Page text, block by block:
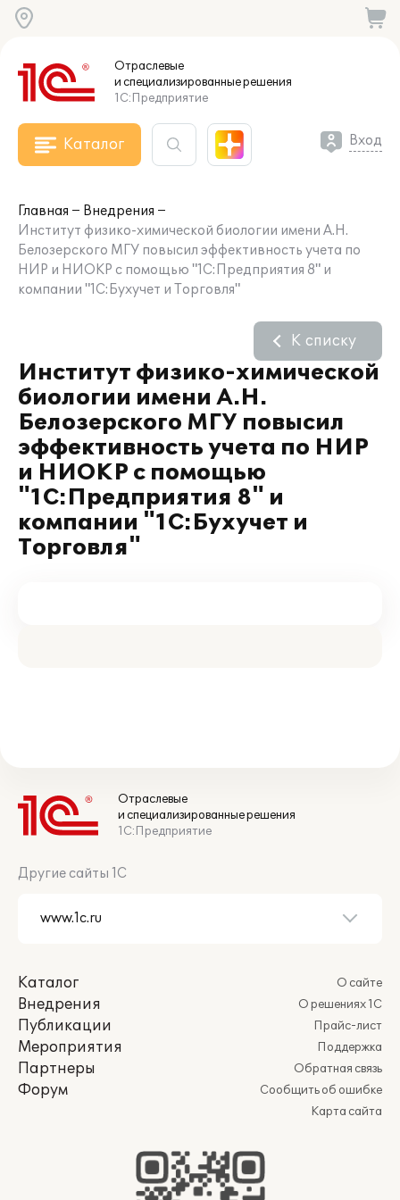
Отраслевые
и специализированныерешения
1С:Предприятие
Каталог Вход
Главная
Внедрения
Институт физико-химической биологии имени А.Н.
Белозерского МГУ повысил эффективность учета по
НИР и НИОКР с помощью "1С:Предприятия 8" и
компании "1С:Бухучет и Торговля"
Институт физико-химической
биологии имени А.Н.
Белозерского МГУ повысил
эффективность учета по НИР
и НИОКР с помощью
"1С:Предприятия 8" и
компании "1С:Бухучет и
Торговля"
К списку
Отраслевые
и специализированные решения
1С:Предприятие
Другие сайты 1С
Каталог
Внедрения
Публикации
Мероприятия
Партнеры
Форум
О сайте
О решениях 1С
Прайс-лист
Поддержка
Обратная связь
Сообщить об ошибке
Карта сайта